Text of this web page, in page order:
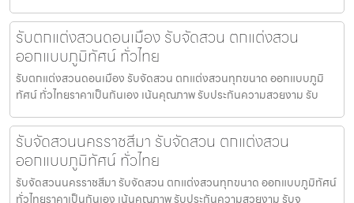
รับตกแต่งสวนดอนเมือง รับจัดสวน ตกแต่งสวน
ออกแบบภูมิทัศน์ ทั่วไทย
รับตกแต่งสวนดอนเมือง รับจัดสวน ตกแต่งสวนทุกขนาด ออกแบบภูมิ
ทัศน์ ทั่วไทยราคาเป็นกันเอง เน้นคุณภาพ รับประกันความสวยงาม รับ
รับจัดสวนนครราชสีมา รับจัดสวน ตกแต่งสวน
ออกแบบภูมิทัศน์ ทั่วไทย
รับจัดสวนนครราชสีมา รับจัดสวน ตกแต่งสวนทุกขนาด ออกแบบภูมิทัศน์
ทั่วไทยราคาเป็นกันเอง เน้นคุณภาพ รับประกันความสวยงาม รับจ